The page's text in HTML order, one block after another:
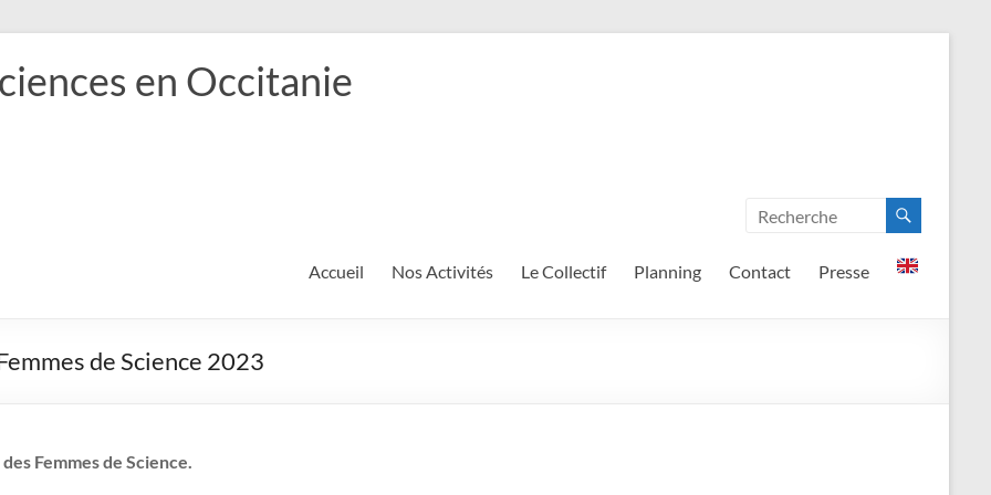
en Occitanie
Accueil Nos Activités Le Collectif Planning Contact Presse
de Science 2023
Femmes de Science.